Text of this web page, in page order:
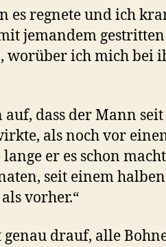
es regnete und ich
jemandem gestritten
worüber ich mich bei
dass der Mann seit
als noch vor
er es schon
seit einem halben
vorher.“
drauf, alle